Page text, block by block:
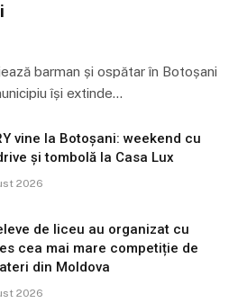
barman și ospătar în Botoșani
își extinde…
vine la Botoșani: weekend cu
și tombolă la Casa Lux
2026
de liceu au organizat cu
cea mai mare competiție de
din Moldova
2026